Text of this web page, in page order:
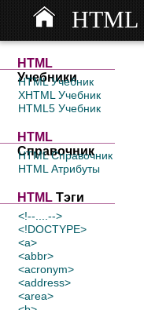
HTML
HTML
Учебники
HTML Учебник
XHTML Учебник
HTML5 Учебник
HTML
Справочник
HTML Справочник
HTML Атрибуты
HTML Тэги
<!--....-->
<!DOCTYPE>
<a>
<abbr>
<acronym>
<address>
<area>